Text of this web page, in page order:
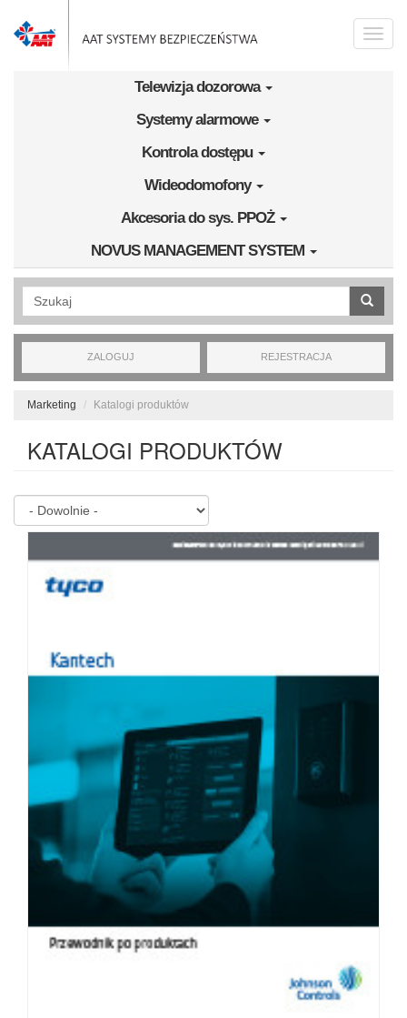
Toggle
Telewizja dozorowa
Systemy alarmowe
Kontrola dostępu
Wideodomofony
Akcesoria do sys. PPOŻ
NOVUS MANAGEMENT SYSTEM
Wyszukiwanie pełnotekstowe
ZALOGUJ REJESTRACJA
Marketing Katalogi produktów
KATALOGI PRODUKTÓW